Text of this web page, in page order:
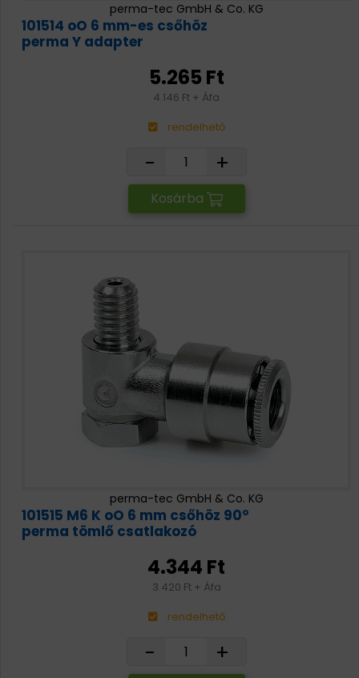
perma-tec GmbH & Co. KG
101514 oO 6 mm-es csőhöz
perma Y adapter
5.265 Ft
4.146 Ft + Áfa
rendelhető
- +
Kosárba
perma-tec GmbH & Co. KG
101515 M6 K oO 6 mm csőhöz 90°
perma tömlő csatlakozó
4.344 Ft
3.420 Ft + Áfa
rendelhető
- +